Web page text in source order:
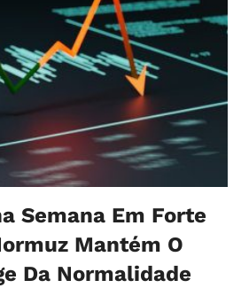
Semana Em Forte
Mantém O
Da Normalidade